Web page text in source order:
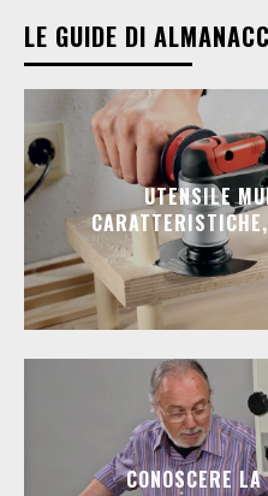
LE GUIDE DI
UTENSILE
CONOSCERE